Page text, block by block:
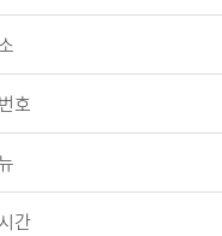
호
간